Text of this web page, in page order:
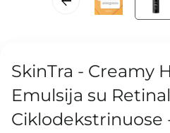
SkinTra - Creamy
Emulsija su
Ciklodekstrinuose